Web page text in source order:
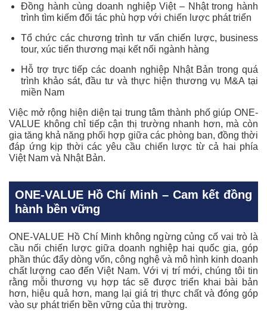
Đồng hành cùng doanh nghiệp Việt – Nhật trong hành
trình tìm kiếm đối tác phù hợp với chiến lược phát triển
Tổ chức các chương trình tư vấn chiến lược, business
tour, xúc tiến thương mại kết nối ngành hàng
Hỗ trợ trực tiếp các doanh nghiệp Nhật Bản trong quá
trình khảo sát, đầu tư và thực hiện thương vụ M&A tại
miền Nam
Việc mở rộng hiện diện tại trung tâm thành phố giúp ONE-
VALUE không chỉ tiếp cận thị trường nhanh hơn, mà còn
gia tăng khả năng phối hợp giữa các phòng ban, đồng thời
đáp ứng kịp thời các yêu cầu chiến lược từ cả hai phía
Việt Nam và Nhật Bản.
ONE-VALUE Hồ Chí Minh – Cam kết đồng
hành bền vững
ONE-VALUE Hồ Chí Minh không ngừng củng cố vai trò là
cầu nối chiến lược giữa doanh nghiệp hai quốc gia, góp
phần thúc đẩy dòng vốn, công nghệ và mô hình kinh doanh
chất lượng cao đến Việt Nam. Với vị trí mới, chúng tôi tin
rằng mỗi thương vụ hợp tác sẽ được triển khai bài bản
hơn, hiệu quả hơn, mang lại giá trị thực chất và đóng góp
vào sự phát triển bền vững của thị trường.